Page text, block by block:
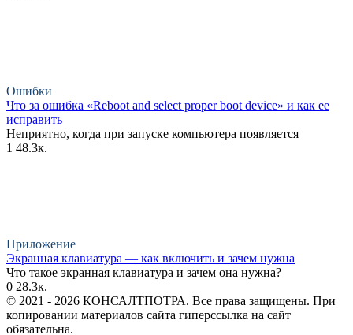
Ошибки
Что за ошибка «Reboot and select proper boot device» и как ее
исправить
Неприятно, когда при запуске компьютера появляется
1 48.3к.
Приложение
Экранная клавиатура — как включить и зачем нужна
Что такое экранная клавиатура и зачем она нужна?
0 28.3к.
© 2021 - 2026 КОНСАЛТПОТРА. Все права защищены. При
копировании материалов сайта гиперссылка на сайт
обязательна.